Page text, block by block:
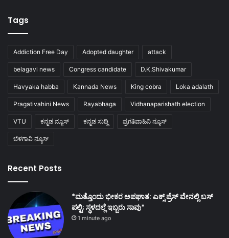
Tags
Addiction Free Day Adopted daughter attack
belagavi news Congress candidate D.K.Shivakumar
Havyaka habba Kannada News King cobra Loka adalath
Pragativahini News Rayabhaga Vidhanaparishath election
VTU ಕನ್ನಡ ನ್ಯೂಸ್ ಕನ್ನಡ ಸುದ್ದಿ ಪ್ರಗತಿವಾಹಿನಿ ನ್ಯೂಸ್
ಬೆಳಗಾವಿ ನ್ಯೂಸ್
Recent Posts
*ಮತ್ತೊಂದು ಭೀಕರ ಅಪಘಾತ: ಎಕ್ಸ್ ಪ್ರೆಸ್ ವೇನಲ್ಲಿ ಬಸ್
ಪಲ್ಟಿ; ಸ್ಥಳದಲ್ಲೆ ಇಬ್ಬರು ಸಾವು*
1 minute ago